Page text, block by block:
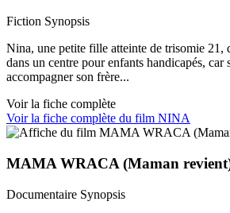
Fiction Synopsis
Nina, une petite fille atteinte de trisomie 21,
dans un centre pour enfants handicapés, car
accompagner son frère...
Voir la fiche complète
Voir la fiche complète du film NINA
MAMA WRACA (Maman
Documentaire Synopsis